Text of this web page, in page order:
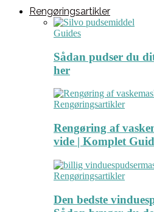
Rengøringsartikler
Guides
Sådan pudser du
her
Rengøringsartikler
Rengøring af
vide | Komplet
Rengøringsartikler
Den bedste